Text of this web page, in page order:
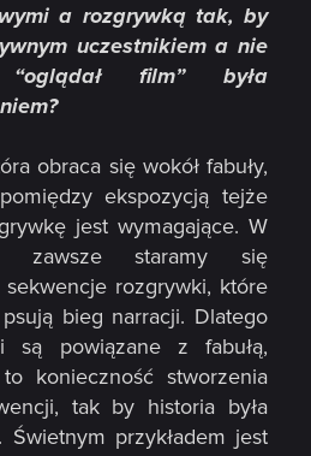
a rozgrywką tak, by
uczestnikiem a nie
film” była
obraca się wokół fabuły,
ekspozycją tejże
jest wymagające. W
zawsze staramy się
rozgrywki, które
bieg narracji. Dlatego
są powiązane z fabułą,
konieczność stworzenia
tak by historia była
Świetnym przykładem jest